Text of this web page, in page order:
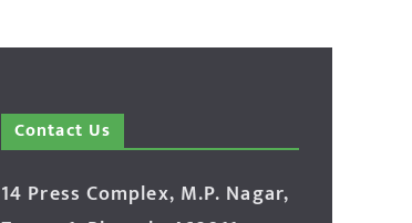
Contact Us
14 Press Complex, M.P. Nagar,